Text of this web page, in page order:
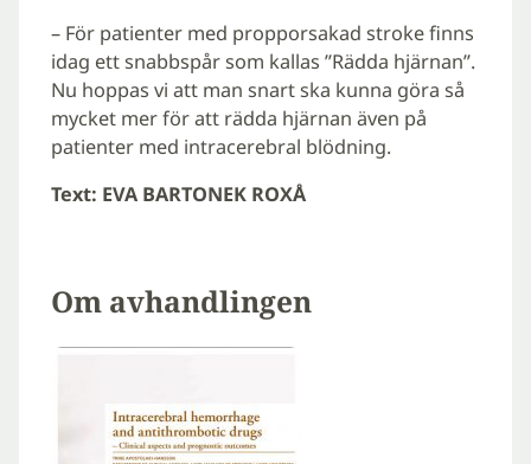
– För patienter med propporsakad stroke finns
idag ett snabbspår som kallas ”Rädda hjärnan”.
Nu hoppas vi att man snart ska kunna göra så
mycket mer för att rädda hjärnan även på
patienter med intracerebral blödning.
Text: EVA BARTONEK ROXÅ
Om avhandlingen